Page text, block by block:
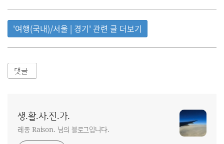
'여행(국내)/서울 | 경기' 관련 글 더보기
댓글
생.활.사.진.가.
레종 Raison. 님의 블로그입니다.